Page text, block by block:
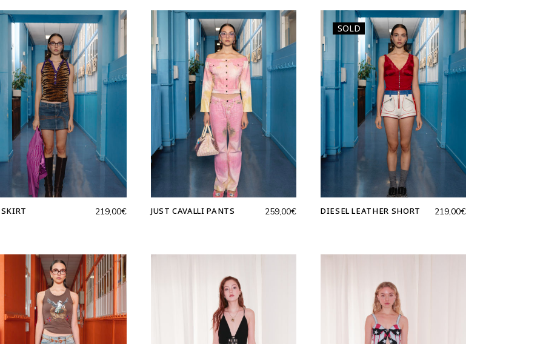
219,00€ JUST CAVALLI PANTS 259,00€
SOLD
DIESEL LEATHER SHORT 219,00€